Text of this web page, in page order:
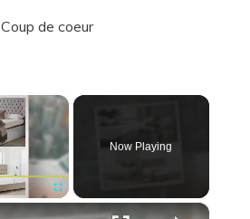
Coup de coeur
×
Now Playing
×